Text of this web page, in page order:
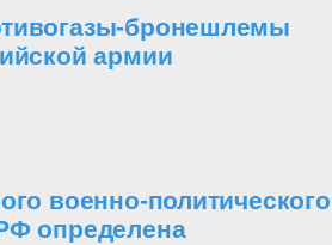
бронешлемы
армии
военно-политического
определена